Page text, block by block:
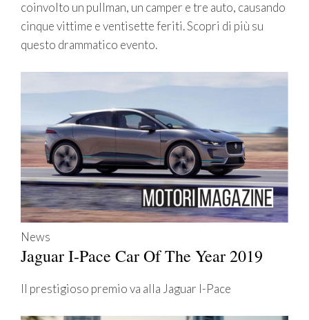
coinvolto un pullman, un camper e tre auto, causando
cinque vittime e ventisette feriti. Scopri di più su
questo drammatico evento.
News
Jaguar I-Pace Car Of The Year 2019
Il prestigioso premio va alla Jaguar I-Pace